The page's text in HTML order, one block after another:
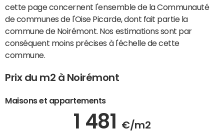
cette page concernent l'ensemble de la Communauté
de communes de l'Oise Picarde, dont fait partie la
commune de Noirémont. Nos estimations sont par
conséquent moins précises à l'échelle de cette
commune.
Prix du m2 à Noirémont
Maisons et appartements
1 481 €/m2